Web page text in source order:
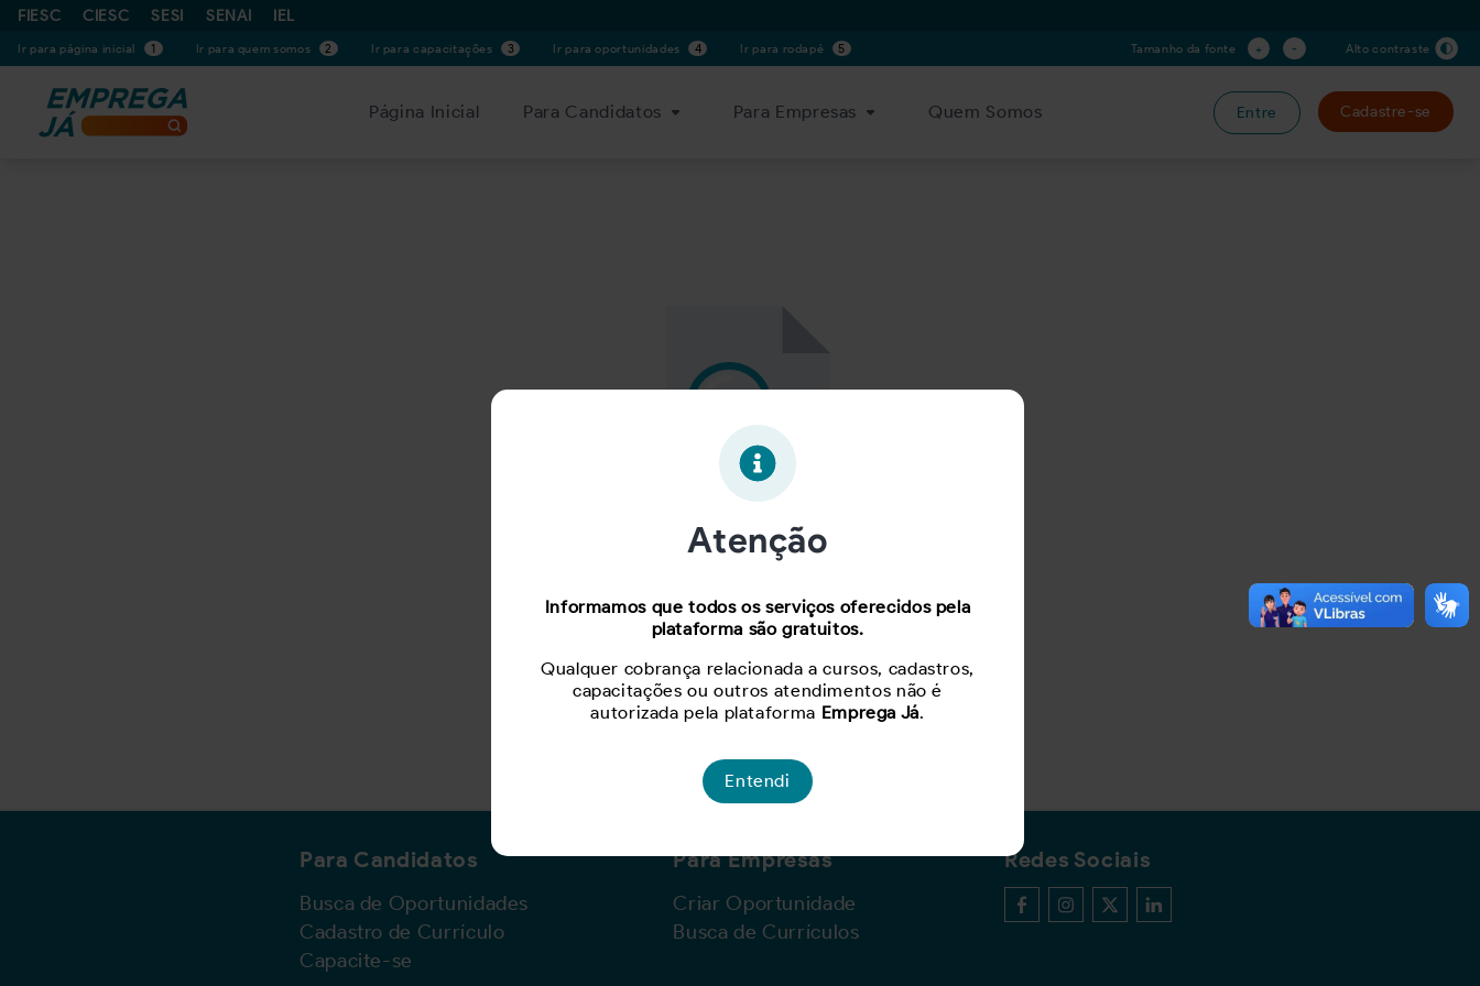
FIESC CIESC SESI SENAI IEL
Ir para página inicial 1 Ir para quem somos 2 Ir para capacitações 3 Ir para oportunidades 4 Ir para rodapé 5 Tamanho da fonte + - Alto contraste
Página Inicial Para Candidatos Para Empresas Quem Somos Entre Cadastre-se
Oportunidade expirada!
Para Candidatos
Busca de Oportunidades
Cadastro de Currículo
Capacite-se
Para Empresas
Criar Oportunidade
Busca de Currículos
Redes Sociais
Atenção
Informamos que todos os serviços oferecidos pela
plataforma são gratuitos.
Qualquer cobrança relacionada a cursos, cadastros,
capacitações ou outros atendimentos não é
autorizada pela plataforma Emprega Já.
Entendi